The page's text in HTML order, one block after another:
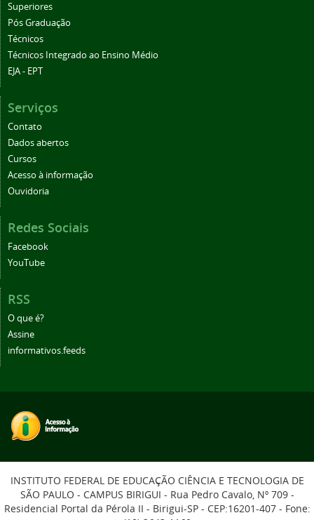
Superiores
Pós Graduação
Técnicos
Técnicos Integrado ao Ensino Médio
EJA - EPT
Serviços
Contato
Dados abertos
Cursos
Acesso à informação
Ouvidoria
Redes Sociais
Facebook
YouTube
RSS
O que é?
Assine
informativos.feeds
INSTITUTO FEDERAL DE EDUCAÇÃO CIÊNCIA E TECNOLOGIA DE
SÃO PAULO - CAMPUS BIRIGUI - Rua Pedro Cavalo, Nº 709 -
Residencial Portal da Pérola II - Birigui-SP - CEP:16201-407 - Fone: